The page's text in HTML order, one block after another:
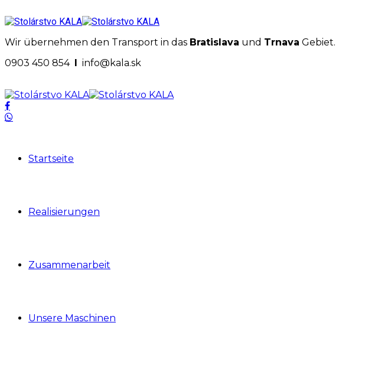
Wir übernehmen den Transport in das Bratislava und Trnava Gebiet.
0903 450 854 I info@kala.sk
Startseite
Realisierungen
Zusammenarbeit
Unsere Maschinen